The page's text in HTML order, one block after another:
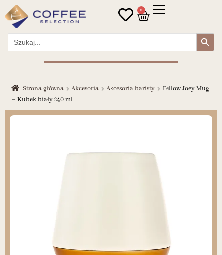
0
Search
for:
Search Button
Strona główna Akcesoria Akcesoria baristy
Fellow Joey Mug
– Kubek biały 240 ml